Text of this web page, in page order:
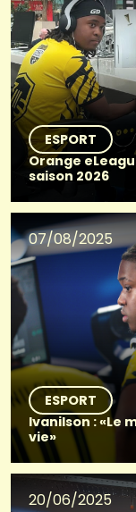
ESPORT
Orange
saison 2026
07/08/2025
ESPORT
Ivanilson : «Le
vie»
20/06/2025